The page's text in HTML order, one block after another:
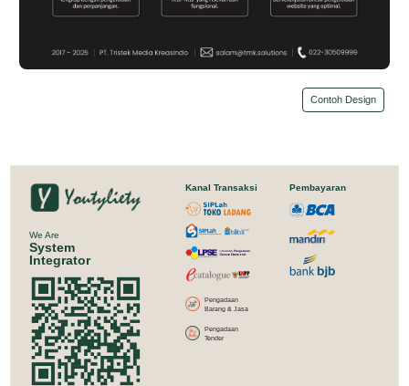
Contoh Design
We Are
System
Integrator
Kanal Transaksi
Pengadaan
Barang & Jasa
Pengadaan
Tender
Pembayaran